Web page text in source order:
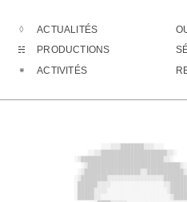
ACTUALITÉS
PRODUCTIONS
ACTIVITÉS
L'équipe